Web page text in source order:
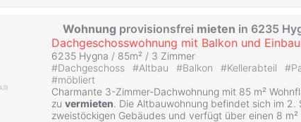
Wohnung provisionsfrei mieten in 6235
Dachgeschosswohnung mit Balkon und
6235 Hygna / 85m² / 3 Zimmer
#Dachgeschoss #Altbau #Balkon #Kellerabteil #
#möbliert
Charmante 3-Zimmer-Dachwohnung mit 85 m²
zu vermieten. Die Altbauwohnung befindet sich im 2.
zweistöckigen Gebäudes und verfügt über einen 8 m²